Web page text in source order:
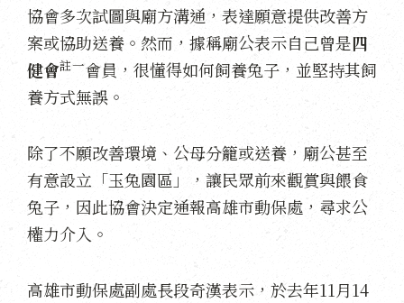
協會多次試圖與廟方溝通，表達願意提供改善方
案或協助送養。然而，據稱廟公表示自己曾是四
健會註一會員，很懂得如何飼養兔子，並堅持其飼
養方式無誤。
除了不願改善環境、公母分籠或送養，廟公甚至
有意設立「玉兔園區」，讓民眾前來觀賞與餵食
兔子，因此協會決定通報高雄市動保處，尋求公
權力介入。
高雄市動保處副處長段奇漢表示，於去年11月14